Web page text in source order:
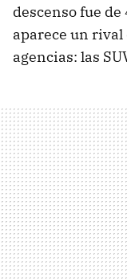
descenso fue
aparece un rival
agencias: las